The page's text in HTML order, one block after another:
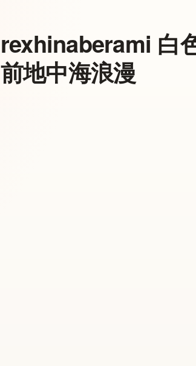
rexhinaberami 白
前地中海浪漫